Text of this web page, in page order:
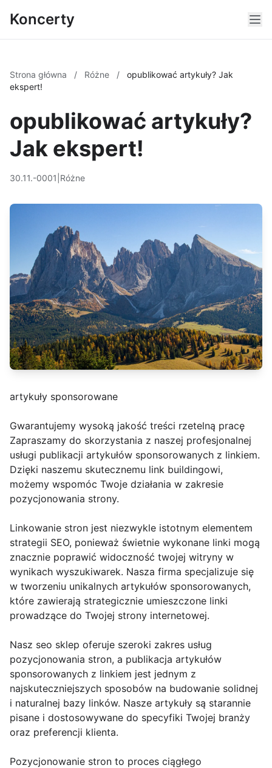
Koncerty
Strona główna / Różne /
opublikować artykuły? Jak
ekspert!
opublikować artykuły?
Jak ekspert!
30.11.-0001 Różne
artykuły sponsorowane
Gwarantujemy wysoką jakość treści rzetelną pracę
Zapraszamy do skorzystania z naszej profesjonalnej
usługi publikacji artykułów sponsorowanych z linkiem.
Dzięki naszemu skutecznemu link buildingowi,
możemy wspomóc Twoje działania w zakresie
pozycjonowania strony.
Linkowanie stron jest niezwykle istotnym elementem
strategii SEO, ponieważ świetnie wykonane linki mogą
znacznie poprawić widoczność twojej witryny w
wynikach wyszukiwarek. Nasza firma specjalizuje się
w tworzeniu unikalnych artykułów sponsorowanych,
które zawierają strategicznie umieszczone linki
prowadzące do Twojej strony internetowej.
Nasz seo sklep oferuje szeroki zakres usług
pozycjonowania stron, a publikacja artykułów
sponsorowanych z linkiem jest jednym z
najskuteczniejszych sposobów na budowanie solidnej
i naturalnej bazy linków. Nasze artykuły są starannie
pisane i dostosowywane do specyfiki Twojej branży
oraz preferencji klienta.
Pozycjonowanie stron to proces ciągłego